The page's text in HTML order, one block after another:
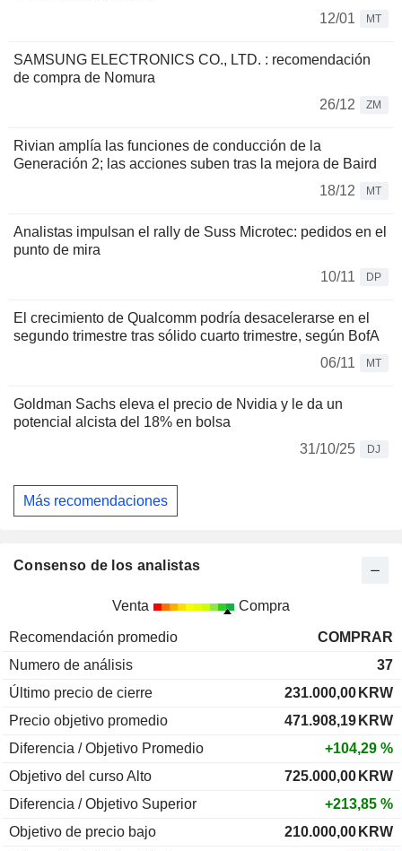
12/01
MT
SAMSUNG ELECTRONICS CO., LTD. : recomendación
de compra de Nomura
26/12
ZM
Rivian amplía las funciones de conducción de la
Generación 2; las acciones suben tras la mejora de Baird
18/12
MT
Analistas impulsan el rally de Suss Microtec: pedidos en el
punto de mira
10/11
DP
El crecimiento de Qualcomm podría desacelerarse en el
segundo trimestre tras sólido cuarto trimestre, según BofA
06/11
MT
Goldman Sachs eleva el precio de Nvidia y le da un
potencial alcista del 18% en bolsa
31/10/25
DJ
Más recomendaciones
Consenso de los analistas
Venta Compra
Recomendación promedio
COMPRAR
Numero de análisis
37
Último precio de cierre
231.000,00 KRW
Precio objetivo promedio
471.908,19 KRW
Diferencia / Objetivo Promedio
+104,29 %
Objetivo del curso Alto
725.000,00 KRW
Diferencia / Objetivo Superior
+213,85 %
Objetivo de precio bajo
210.000,00 KRW